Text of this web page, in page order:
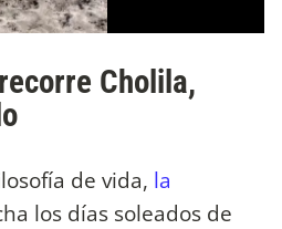
Cholila,
de vida, la
los días soleados de